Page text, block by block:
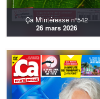
Ça M'intéresse n°542
26 mars 2026